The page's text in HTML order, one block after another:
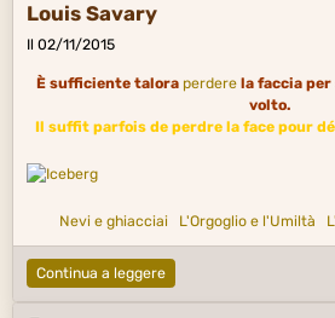
Louis Savary
Il 02/11/2015
È sufficiente talora perdere la faccia
volto.
Il suffit parfois de perdre la face pour
Nevi e ghiacciai L'Orgoglio e l'Umiltà
Continua a leggere